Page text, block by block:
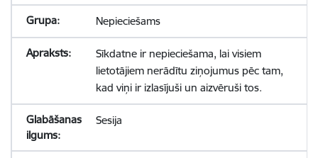
Nepieciešams
Sīkdatne ir nepieciešama, lai visiem
lietotājiem nerādītu ziņojumus pēc tam,
kad viņi ir izlasījuši un aizvēruši tos.
Sesija